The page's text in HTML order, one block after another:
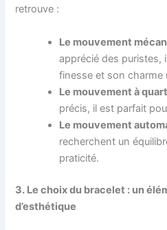
retrouve :
Le mouvement
apprécié des puristes,
finesse et son charme
Le mouvement à
précis, il est parfait
Le mouvement
recherchent un
praticité.
3. Le choix du bracelet : un
d’esthétique